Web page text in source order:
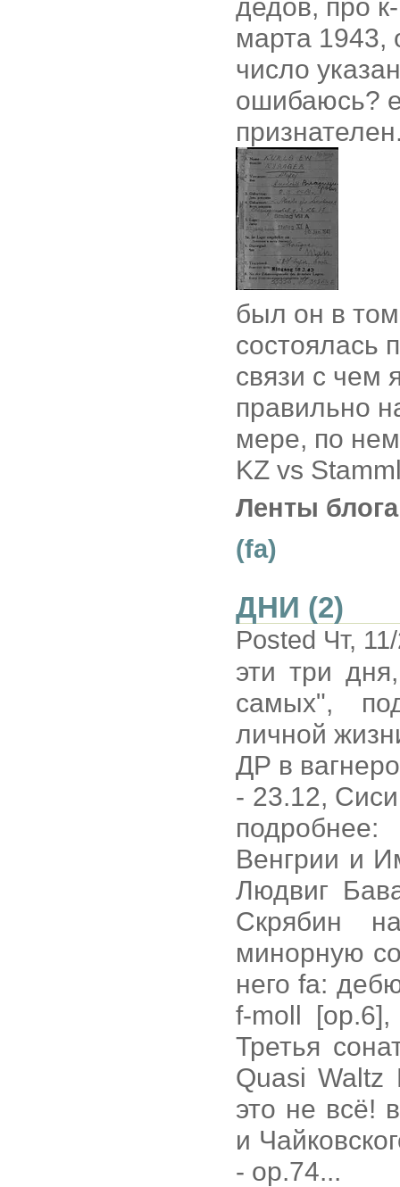
дедов, про
марта 1943,
число
ошибаюсь?
был он в
состоялась
связи с чем
правильно
мере, по
KZ vs
Ленты
(fa)
ДНИ (2)
Posted Чт,
эти три
самых",
личной
ДР в
- 23.12,
Венгрии и
Людвиг
Скрябин
минорную
него fa:
f-moll
Третья
Quasi Waltz
это не всё!
и
- op.74...